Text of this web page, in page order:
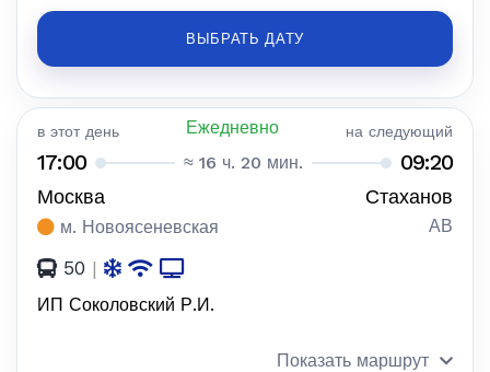
ВЫБРАТЬ ДАТУ
в этот день Ежедневно на следующий
17:00 ≈ 16 ч. 20 мин. 09:20
Москва Стаханов
м. Новоясеневская АВ
50 |
ИП Соколовский Р.И.
Показать маршрут